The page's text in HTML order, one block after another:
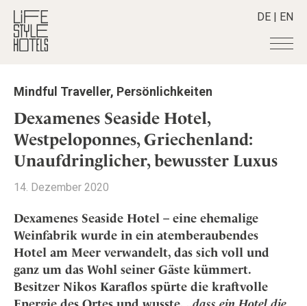
DE | EN
Hotels +
Alle Hotels
Alpine Lifestyle
Beach
Countryside
Mindful Traveller
New Member
Wellness
Destinationen +
Alle Destinationen
Belgien
Indien
Indonesien
Italien
Japan
Kroatien
Stories +
Alle Stories
Adventkalender
Culture
Design & Architektur
Eat & Drink
Mindful Traveller
Shop +
Alle Produkte
Lifestylehotels BOOK
The Stylemate Magazin/e
Gutschein/Voucher
Smart Traveller
Alle Smart Deals
Smart Traveller
Newsletter Anmeldung
Newsletter
Become a member
+
Member Benefits
Register your Hotel
About us +
Mission Statement
Mindful Traveller, Persönlichkeiten
Dexamenes Seaside Hotel,
Westpeloponnes, Griechenland:
Unaufdringlicher, bewusster Luxus
14. Dezember 2020
Dexamenes Seaside Hotel – eine ehemalige
Weinfabrik wurde in ein atemberaubendes
Hotel am Meer verwandelt, das sich voll und
ganz um das Wohl seiner Gäste kümmert.
Besitzer Nikos Karaflos spürte die kraftvolle